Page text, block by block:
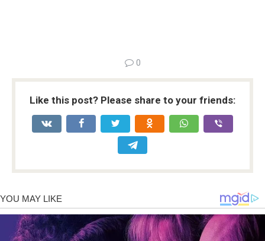
0
Like this post? Please share to your friends: